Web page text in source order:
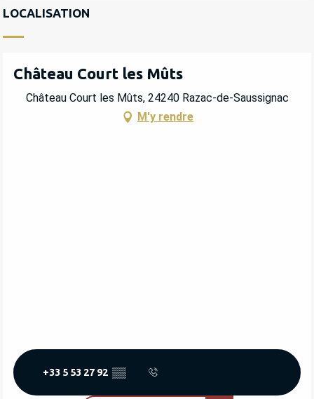
LOCALISATION
Château Court les Mûts
Château Court les Mûts, 24240 Razac-de-Saussignac
M'y rendre
+33 5 53 27 92 ▒▒